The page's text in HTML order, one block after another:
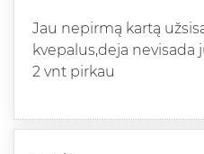
Jau nepirmą kartą
kvepalus,deja nevisada
2 vnt pirkau